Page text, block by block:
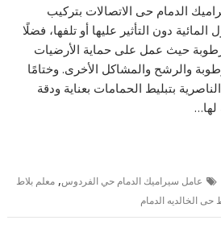
الدمام حى الاتصالات بتركيب
دون التأثير عليها أو تلفها، فضلًا
حيث عمل على حماية الأرضيات
والرشح والمشاكل الأخرى. وختامًا
بتبليط الحمامات بعناية ودقة
عامل سيراميك الدمام حي الفردوس,معلم بلاط
الخالديه الدمام